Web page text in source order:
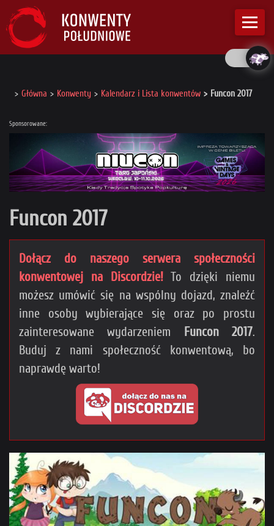
Główna Konwenty Kalendarz i Lista konwentów Funcon 2017
Sponsorowane:
Funcon 2017
Dołącz do naszego serwera społeczności
konwentowej na Discordzie!To dzięki niemu
możesz umówić się na wspólny dojazd, znaleźć
inne osoby wybierające się oraz po prostu
zainteresowane wydarzeniem Funcon 2017.
Buduj z nami społeczność konwentową, bo
naprawdę warto!